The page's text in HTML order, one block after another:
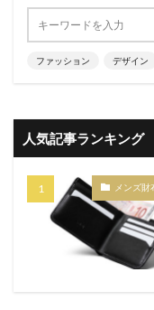
ファッション デザイン
人気記事ランキング
メンズ財